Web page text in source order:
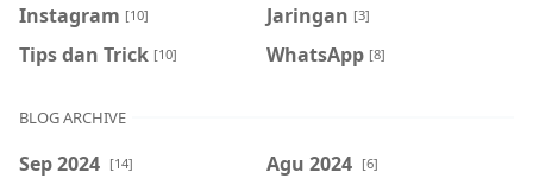
Instagram [10] Jaringan [3]
Tips dan Trick [10] WhatsApp [8]
BLOG ARCHIVE
Sep 2024 [14] Agu 2024 [6]